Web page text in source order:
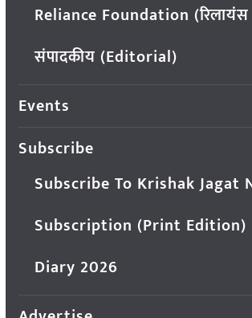
Reliance Foundation
संपादकीय (Editorial)
Events
Subscribe
Subscribe To Krishak Jagat
Subscription (Print Edition)
Diary 2026